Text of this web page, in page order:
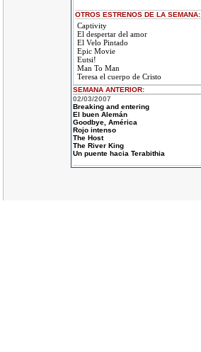
OTROS ESTRENOS DE LA SEMANA:
Captivity
El despertar del amor
El Velo Pintado
Epic Movie
Eutsi!
Man To Man
Teresa el cuerpo de Cristo
SEMANA ANTERIOR:
02/03/2007
Breaking and entering
El buen Alemán
Goodbye, América
Rojo intenso
The Host
The River King
Un puente hacia Terabithia